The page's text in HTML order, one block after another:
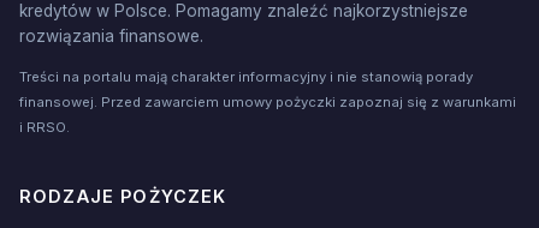
kredytów w Polsce. Pomagamy znaleźć najkorzystniejsze
rozwiązania finansowe.
Treści na portalu mają charakter informacyjny i nie stanowią porady
finansowej. Przed zawarciem umowy pożyczki zapoznaj się z warunkami
i RRSO.
RODZAJE POŻYCZEK